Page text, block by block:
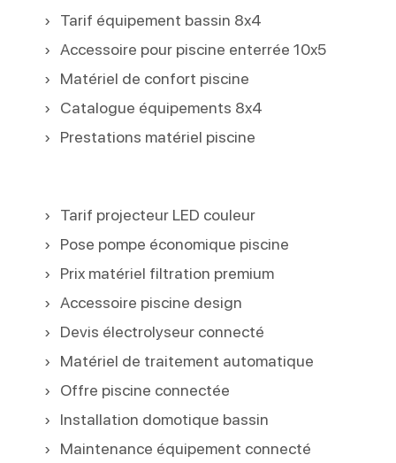
Tarif équipement bassin 8x4
Accessoire pour piscine enterrée 10x5
Matériel de confort piscine
Catalogue équipements 8x4
Prestations matériel piscine
Tarif projecteur LED couleur
Pose pompe économique piscine
Prix matériel filtration premium
Accessoire piscine design
Devis électrolyseur connecté
Matériel de traitement automatique
Offre piscine connectée
Installation domotique bassin
Maintenance équipement connecté